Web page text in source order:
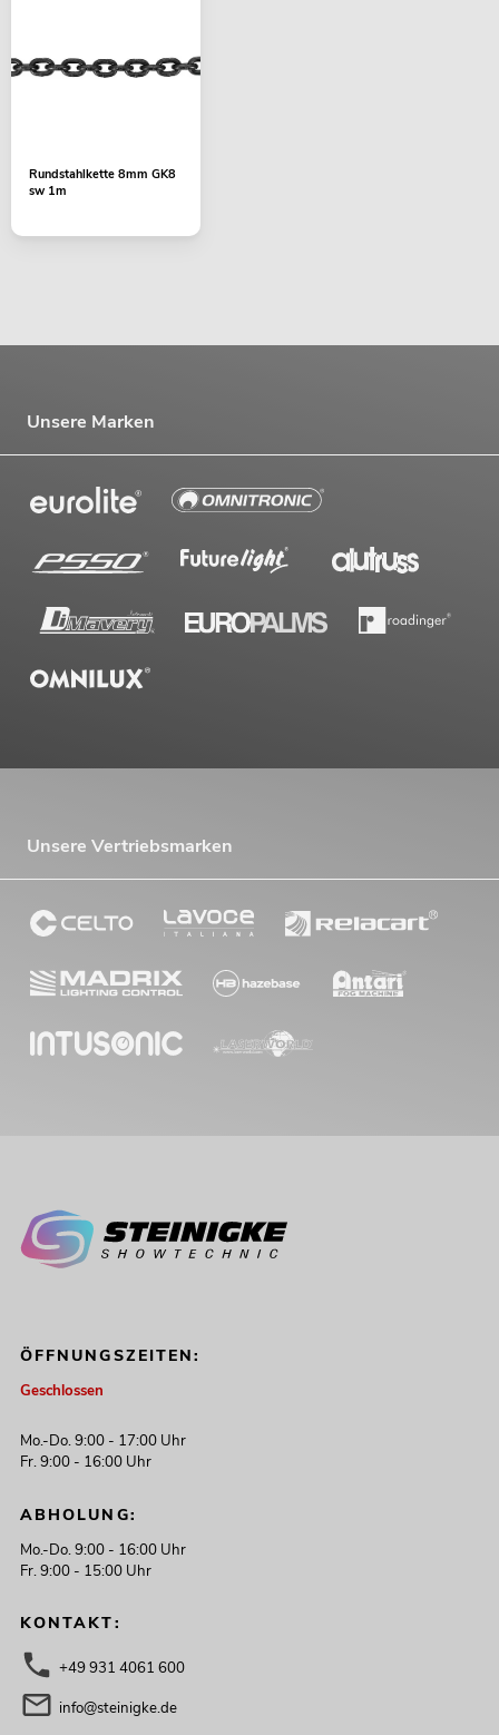
Rundstahlkette 8mm GK8
sw 1m
Unsere Marken
Unsere Vertriebsmarken
ÖFFNUNGSZEITEN:
Geschlossen
Mo.-Do. 9:00 - 17:00 Uhr
Fr. 9:00 - 16:00 Uhr
ABHOLUNG:
Mo.-Do. 9:00 - 16:00 Uhr
Fr. 9:00 - 15:00 Uhr
KONTAKT:
+49 931 4061 600
info@steinigke.de